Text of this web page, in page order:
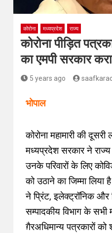
कोरोना मध्यप्रदेश राज्य
कोरोना पीड़ित
का एमपी सरकार
5 years ago
भोपाल
कोरोना महामारी की
मध्यप्रदेश सरकार ने राज्य
उनके परिवारों के लिए
को उठाने का जिम्मा
ने प्रिंट, इलेक्ट्रॉनिक और
सम्पादकीय विभाग के सभी
ग़ैरअधिमान्य पत्रकारों